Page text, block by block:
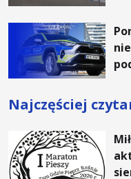
Najczęściej